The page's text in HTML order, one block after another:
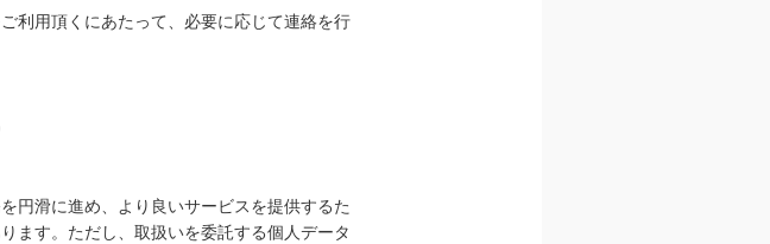
利用頂くにあたって、必要に応じて連絡を行
円滑に進め、より良いサービスを提供するた
ます。ただし、取扱いを委託する個人データ